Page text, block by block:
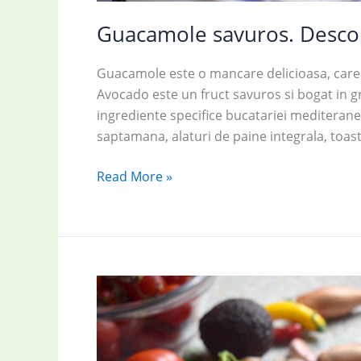
Guacamole savuros.
Guacamole este o mancare delicioasa,
Avocado este un fruct savuros si bogat in
ingrediente specifice bucatariei
saptamana, alaturi de paine integrala,
Guacamole
rețeta
și
rapidă
Read More »